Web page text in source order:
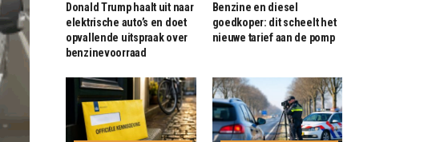
Donald Trump haalt uit naar
elektrische auto’s en doet
opvallende uitspraak over
benzinevoorraad
Benzine en diesel
goedkoper: dit scheelt het
nieuwe tarief aan de pomp